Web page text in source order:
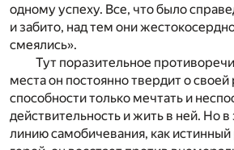
одному успеху. Все, что было
и забито, над тем они
смеялись».
Тут поразительное
места он постоянно твердит о
способности только мечтать и
действительность и жить в ней. Но
линию самобичевания, как